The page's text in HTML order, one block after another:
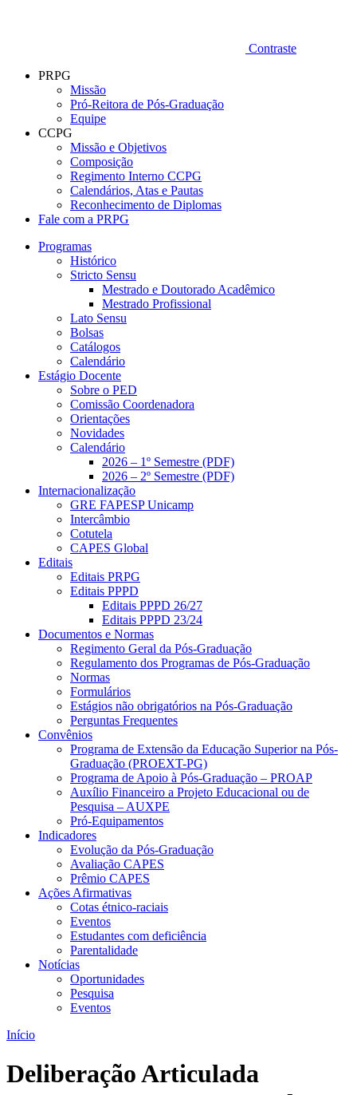
Contraste
PRPG
Missão
Pró-Reitora de Pós-Graduação
Equipe
CCPG
Missão e Objetivos
Composição
Regimento Interno CCPG
Calendários, Atas e Pautas
Reconhecimento de Diplomas
Fale com a PRPG
Programas
Histórico
Stricto Sensu
Mestrado e Doutorado Acadêmico
Mestrado Profissional
Lato Sensu
Bolsas
Catálogos
Calendário
Estágio Docente
Sobre o PED
Comissão Coordenadora
Orientações
Novidades
Calendário
2026 – 1º Semestre (PDF)
2026 – 2º Semestre (PDF)
Internacionalização
GRE FAPESP Unicamp
Intercâmbio
Cotutela
CAPES Global
Editais
Editais PRPG
Editais PPPD
Editais PPPD 26/27
Editais PPPD 23/24
Documentos e Normas
Regimento Geral da Pós-Graduação
Regulamento dos Programas de Pós-Graduação
Normas
Formulários
Estágios não obrigatórios na Pós-Graduação
Perguntas Frequentes
Convênios
Programa de Extensão da Educação Superior na Pós-
Graduação (PROEXT-PG)
Programa de Apoio à Pós-Graduação – PROAP
Auxílio Financeiro a Projeto Educacional ou de
Pesquisa – AUXPE
Pró-Equipamentos
Indicadores
Evolução da Pós-Graduação
Avaliação CAPES
Prêmio CAPES
Ações Afirmativas
Cotas étnico-raciais
Eventos
Estudantes com deficiência
Parentalidade
Notícias
Oportunidades
Pesquisa
Eventos
Início
Deliberação Articulada